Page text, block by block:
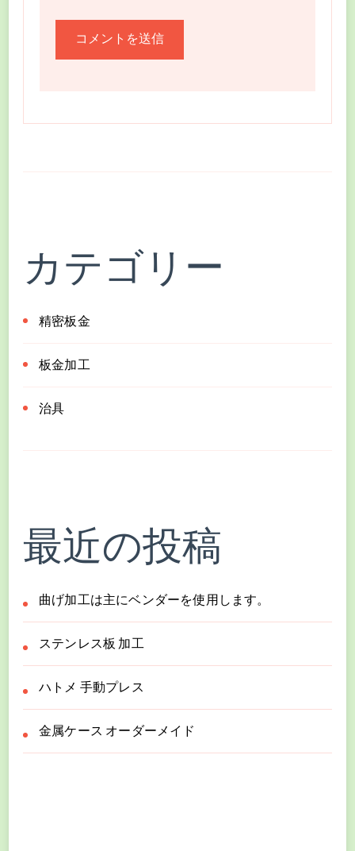
カテゴリー
精密板金
板金加工
治具
最近の投稿
曲げ加工は主にベンダーを使用します。
ステンレス板 加工
ハトメ 手動プレス
金属ケース オーダーメイド